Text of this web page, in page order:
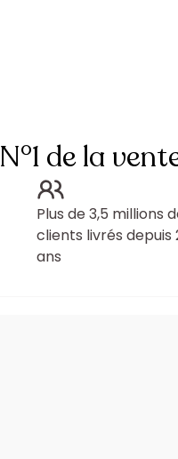
N°1 de la
Plus de 3,5 millions
clients livrés depuis
ans